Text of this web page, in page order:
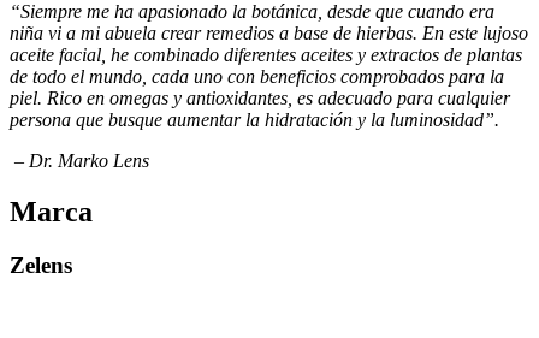
“Siempre me ha apasionado la botánica, desde que cuando era
niña vi a mi abuela crear remedios a base de hierbas. En este lujoso
aceite facial, he combinado diferentes aceites y extractos de plantas
de todo el mundo, cada uno con beneficios comprobados para la
piel. Rico en omegas y antioxidantes, es adecuado para cualquier
persona que busque aumentar la hidratación y la luminosidad”.
– Dr. Marko Lens
Marca
Zelens